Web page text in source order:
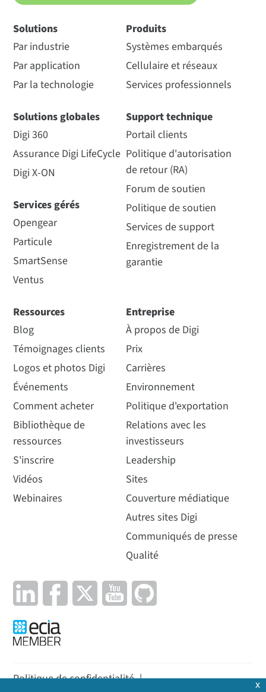
Solutions
Par industrie
Par application
Par la technologie
Solutions globales
Digi 360
Assurance Digi LifeCycle
Digi X-ON
Services gérés
Opengear
Particule
SmartSense
Ventus
Produits
Systèmes embarqués
Cellulaire et réseaux
Services professionnels
Support technique
Portail clients
Politique d'autorisation
de retour (RA)
Forum de soutien
Politique de soutien
Services de support
Enregistrement de la
garantie
Ressources
Blog
Témoignages clients
Logos et photos Digi
Événements
Comment acheter
Bibliothèque de
ressources
S'inscrire
Vidéos
Webinaires
Entreprise
À propos de Digi
Prix
Carrières
Environnement
Politique d'exportation
Relations avec les
investisseurs
Leadership
Sites
Couverture médiatique
Autres sites Digi
Communiqués de presse
Qualité
Politique de confidentialité |
x